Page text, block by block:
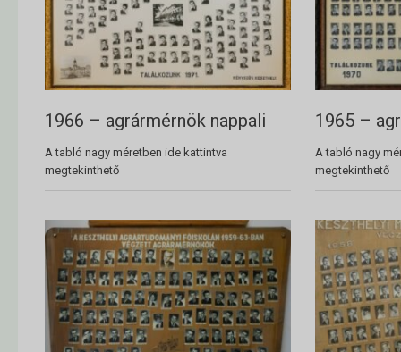
1966 – agrármérnök nappali
A tabló nagy méretben ide kattintva
megtekinthető
1965 –
A tabló nagy
megtekinthető